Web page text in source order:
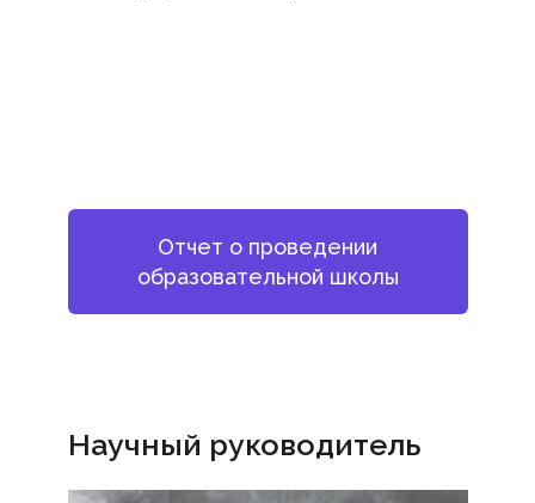
Отчет о проведении
образовательной школы
Научный руководитель